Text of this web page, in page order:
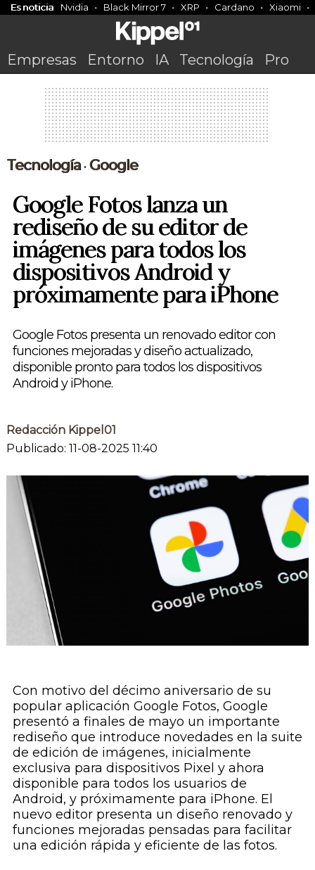
Es noticia Nvidia Black Mirror 7 XRP Cardano Xiaomi
Empresas Entorno IA Tecnología Pro
Tecnología• Google
Google Fotos lanza un
rediseño de su editor de
imágenes para todos los
dispositivos Android y
próximamente para iPhone
Google Fotos presenta un renovado editor con
funciones mejoradas y diseño actualizado,
disponible pronto para todos los dispositivos
Android y iPhone.
Redacción Kippel01
Publicado: 11-08-2025 11:40
Con motivo del décimo aniversario de su
popular aplicación Google Fotos, Google
presentó a finales de mayo un importante
rediseño que introduce novedades en la suite
de edición de imágenes, inicialmente
exclusiva para dispositivos Pixel y ahora
disponible para todos los usuarios de
Android, y próximamente para iPhone. El
nuevo editor presenta un diseño renovado y
funciones mejoradas pensadas para facilitar
una edición rápida y eficiente de las fotos.